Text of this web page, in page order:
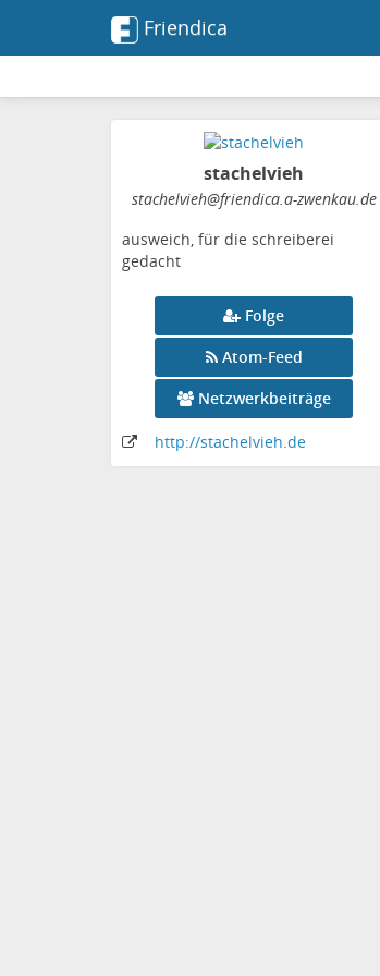
Friendica
stachelvieh
stachelvieh@friendica.a-zwenkau.de
ausweich, für die schreiberei
gedacht
Folge
Atom-Feed
Netzwerkbeiträge
http://stachelvieh.de